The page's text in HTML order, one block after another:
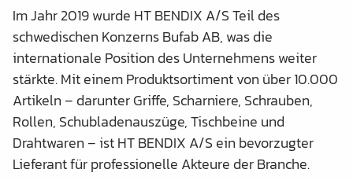
Im Jahr 2019 wurde HT BENDIX A/S Teil des
schwedischen Konzerns Bufab AB, was die
internationale Position des Unternehmens weiter
stärkte. Mit einem Produktsortiment von über 10.000
Artikeln – darunter Griffe, Scharniere, Schrauben,
Rollen, Schubladenauszüge, Tischbeine und
Drahtwaren – ist HT BENDIX A/S ein bevorzugter
Lieferant für professionelle Akteure der Branche.